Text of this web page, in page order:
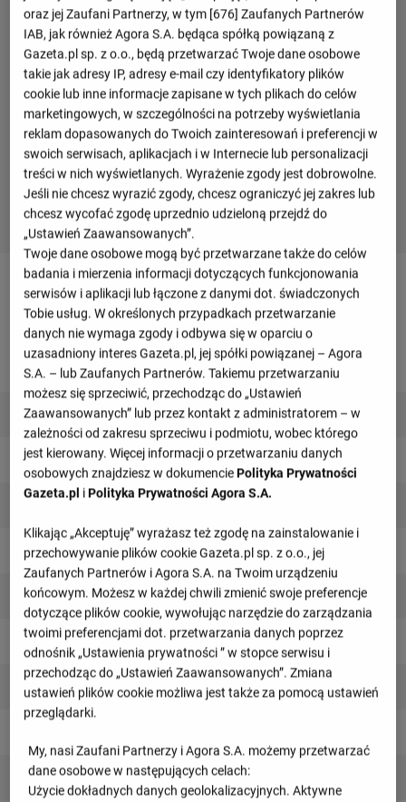
Faulowany
2025/2026
Elche
Real Madryt
Getafe
Girona
Deportivo Alaves 522
Sevilla FC
Real Betis 499
Espanyol
oraz jej Zaufani Partnerzy, w tym [676] Zaufanych Partnerów
IAB, jak również Agora S.A. będąca spółką powiązaną z
Gazeta.pl sp. z o.o., będą przetwarzać Twoje dane osobowe
takie jak adresy IP, adresy e-mail czy identyfikatory plików
cookie lub inne informacje zapisane w tych plikach do celów
marketingowych, w szczególności na potrzeby wyświetlania
reklam dopasowanych do Twoich zainteresowań i preferencji w
swoich serwisach, aplikacjach i w Internecie lub personalizacji
treści w nich wyświetlanych. Wyrażenie zgody jest dobrowolne.
Jeśli nie chcesz wyrazić zgody, chcesz ograniczyć jej zakres lub
chcesz wycofać zgodę uprzednio udzieloną przejdź do
„Ustawień Zaawansowanych”.
Twoje dane osobowe mogą być przetwarzane także do celów
badania i mierzenia informacji dotyczących funkcjonowania
serwisów i aplikacji lub łączone z danymi dot. świadczonych
Tobie usług. W określonych przypadkach przetwarzanie
danych nie wymaga zgody i odbywa się w oparciu o
uzasadniony interes Gazeta.pl, jej spółki powiązanej – Agora
S.A. – lub Zaufanych Partnerów. Takiemu przetwarzaniu
możesz się sprzeciwić, przechodząc do „Ustawień
Zaawansowanych” lub przez kontakt z administratorem – w
zależności od zakresu sprzeciwu i podmiotu, wobec którego
jest kierowany. Więcej informacji o przetwarzaniu danych
osobowych znajdziesz w dokumencie Polityka Prywatności
Gazeta.pl i Polityka Prywatności Agora S.A.
Klikając „Akceptuję” wyrażasz też zgodę na zainstalowanie i
przechowywanie plików cookie Gazeta.pl sp. z o.o., jej
Zaufanych Partnerów i Agora S.A. na Twoim urządzeniu
końcowym. Możesz w każdej chwili zmienić swoje preferencje
dotyczące plików cookie, wywołując narzędzie do zarządzania
twoimi preferencjami dot. przetwarzania danych poprzez
odnośnik „Ustawienia prywatności ” w stopce serwisu i
przechodząc do „Ustawień Zaawansowanych”. Zmiana
ustawień plików cookie możliwa jest także za pomocą ustawień
przeglądarki.
My, nasi Zaufani Partnerzy i Agora S.A. możemy przetwarzać
dane osobowe w następujących celach:
Użycie dokładnych danych geolokalizacyjnych. Aktywne